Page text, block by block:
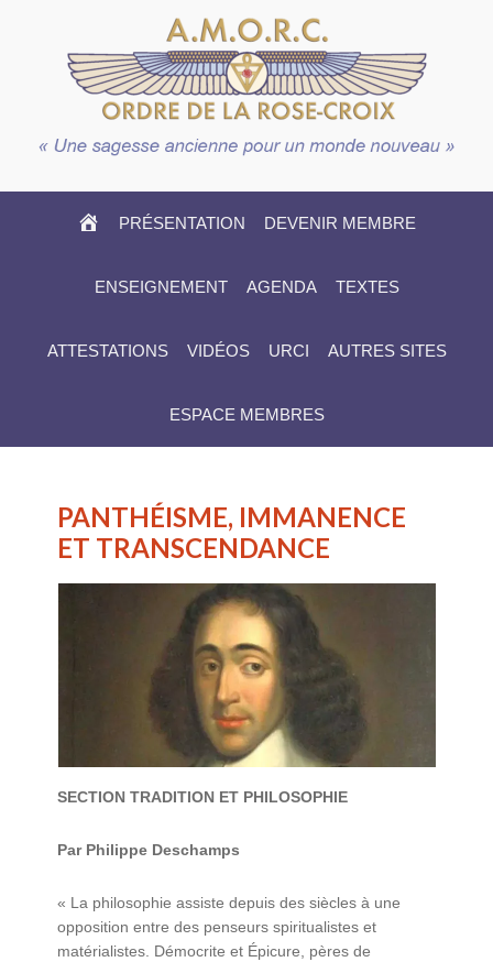
HOME
PRÉSENTATION DEVENIR MEMBRE
ENSEIGNEMENT AGENDA TEXTES
ATTESTATIONS VIDÉOS URCI AUTRES SITES
ESPACE MEMBRES
PANTHÉISME, IMMANENCE
ET TRANSCENDANCE
SECTION TRADITION ET PHILOSOPHIE
Par Philippe Deschamps
« La philosophie assiste depuis des siècles à une
opposition entre des penseurs spiritualistes et
matérialistes. Démocrite et Épicure, pères de